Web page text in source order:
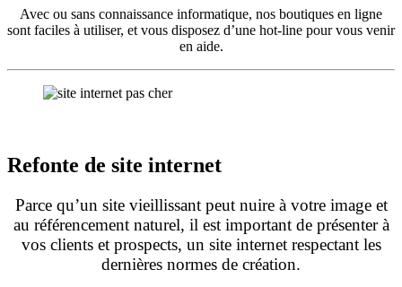
Avec ou sans connaissance informatique, nos boutiques en ligne
sont faciles à utiliser, et vous disposez d’une hot-line pour vous venir
en aide.
Refonte de site internet
Parce qu’un site vieillissant peut nuire à votre image et
au référencement naturel, il est important de présenter à
vos clients et prospects, un site internet respectant les
dernières normes de création.